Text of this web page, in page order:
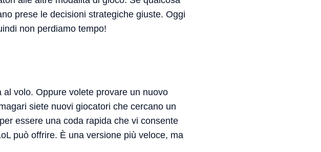
prese le decisioni strategiche giuste. Oggi
non perdiamo tempo!
volo. Oppure volete provare un nuovo
siete nuovi giocatori che cercano un
essere una coda rapida che vi consente
può offrire. È una versione più veloce, ma